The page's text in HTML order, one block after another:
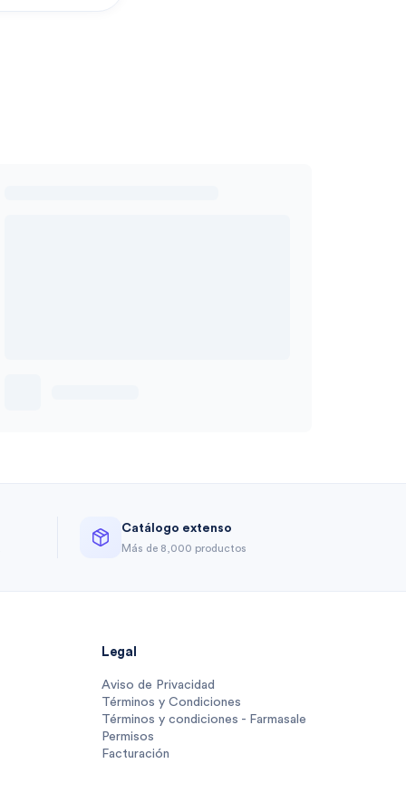
Catálogo extenso
Más de 8,000 productos
Legal
Aviso de Privacidad
Términos y Condiciones
Términos y condiciones - Farmasale
Permisos
Facturación